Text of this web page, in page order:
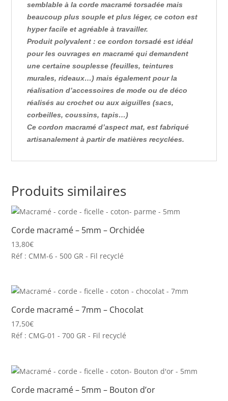
semblable à la corde macramé torsadée mais
beaucoup plus souple et plus léger, ce coton est
hyper facile et agréable à travailler.
Produit polyvalent : ce cordon torsadé est idéal
pour les ouvrages en macramé qui demandent
une certaine souplesse (feuilles, teintures
murales, rideaux…) mais également pour la
réalisation d’accessoires de mode ou de déco
réalisés au crochet ou aux aiguilles (sacs,
corbeilles, coussins, tapis…)
Ce cordon macramé d’aspect mat, est fabriqué
artisanalement à partir de matières recyclées.
Produits similaires
Corde macramé – 5mm – Orchidée
13,80€
Réf : CMM-6 - 500 GR - Fil recyclé
Corde macramé – 7mm – Chocolat
17,50€
Réf : CMG-01 - 700 GR - Fil recyclé
Corde macramé – 5mm – Bouton d’or